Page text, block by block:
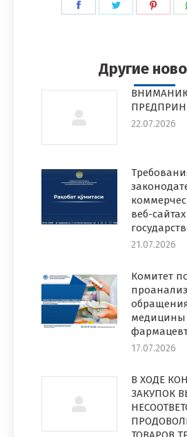
ПоделитьсяПоделиться
Другие
22.07.2026
веб-сайтах
21.07.2026
Комитет
медицины
17.07.2026
В ХОДЕ
ЗАКУПОК